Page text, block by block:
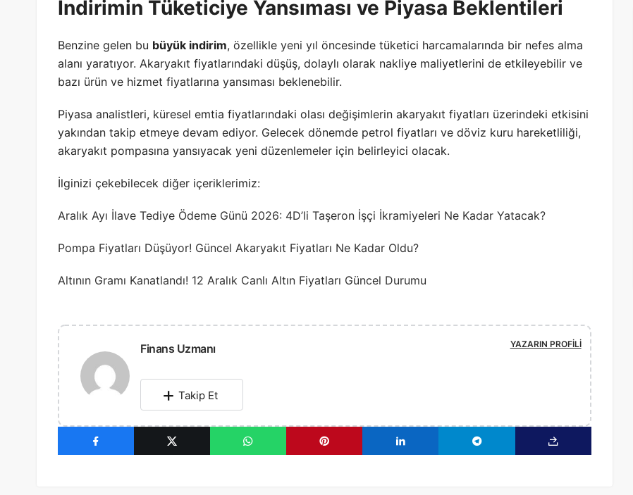
İndirimin Tüketiciye Yansıması ve Piyasa Beklentileri
Benzine gelen bu büyük indirim, özellikle yeni yıl öncesinde tüketici harcamalarında bir nefes alma
alanı yaratıyor. Akaryakıt fiyatlarındaki düşüş, dolaylı olarak nakliye maliyetlerini de etkileyebilir ve
bazı ürün ve hizmet fiyatlarına yansıması beklenebilir.
Piyasa analistleri, küresel emtia fiyatlarındaki olası değişimlerin akaryakıt fiyatları üzerindeki etkisini
yakından takip etmeye devam ediyor. Gelecek dönemde petrol fiyatları ve döviz kuru hareketliliği,
akaryakıt pompasına yansıyacak yeni düzenlemeler için belirleyici olacak.
İlginizi çekebilecek diğer içeriklerimiz:
Aralık Ayı İlave Tediye Ödeme Günü 2026: 4D’li Taşeron İşçi İkramiyeleri Ne Kadar Yatacak?
Pompa Fiyatları Düşüyor! Güncel Akaryakıt Fiyatları Ne Kadar Oldu?
Altının Gramı Kanatlandı! 12 Aralık Canlı Altın Fiyatları Güncel Durumu
Finans Uzmanı YAZARIN PROFILI
Takip Et